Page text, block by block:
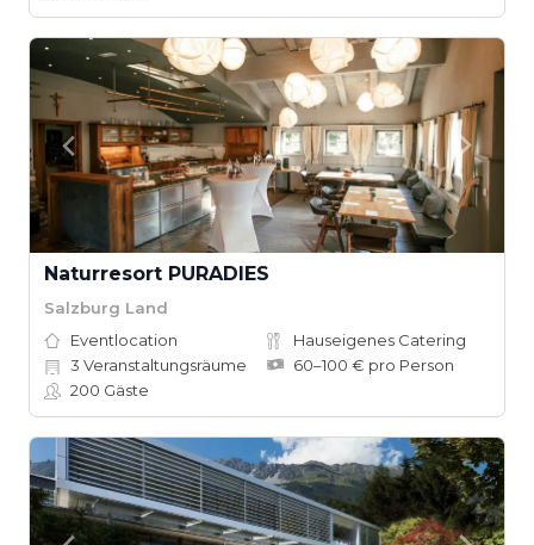
Naturresort PURADIES
Salzburg Land
Eventlocation
Hauseigenes Catering
3 Veranstaltungsräume
60–100 € pro Person
200 Gäste